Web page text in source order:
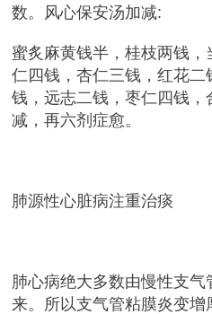
数。风心保安汤加减:
蜜炙麻黄钱半，桂枝两钱
仁四钱，杏仁三钱，红花二
钱，远志二钱，枣仁四钱
减，再六剂症愈。
肺源性心脏病注重治痰
肺心病绝大多数由慢性支
来。所以支气管粘膜炎变